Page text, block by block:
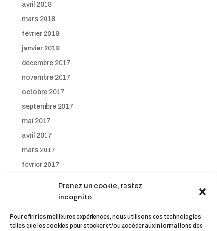
Prenez un cookie, restez
incognito
Pour offrir les meilleures expériences, nous utilisons des technologies
telles que les cookies pour stocker et/ou accéder aux informations des
avril 2018
mars 2018
février 2018
janvier 2018
décembre 2017
novembre 2017
octobre 2017
septembre 2017
mai 2017
avril 2017
mars 2017
février 2017
décembre 2016
octobre 2016